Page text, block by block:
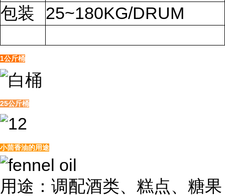
包装
25~180KG/DRUM
1公斤桶
25公斤桶
小茴香油的用途
用途：调配酒类、糕点、糖果